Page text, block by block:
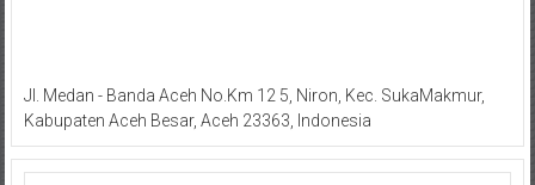
Jl. Medan - Banda Aceh No.Km 12 5, Niron, Kec. SukaMakmur,
Kabupaten Aceh Besar, Aceh 23363, Indonesia